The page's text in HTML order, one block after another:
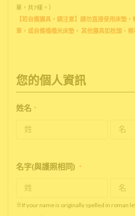
單，共7樣。）
【若自備寢具，請注意】請勿直接使用床墊
單，或自備榻榻米床墊， 其他寢具如枕頭、棉
您的個人資訊
姓名 *
名字(與護照相同) *
※If your name is originally spelled in roman